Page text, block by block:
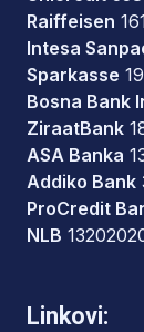
Raiffeisen
Intesa
Sparkasse
Bosna Bank
ZiraatBank
ASA Banka
Addiko Bank
ProCredit
NLB
Linkovi: